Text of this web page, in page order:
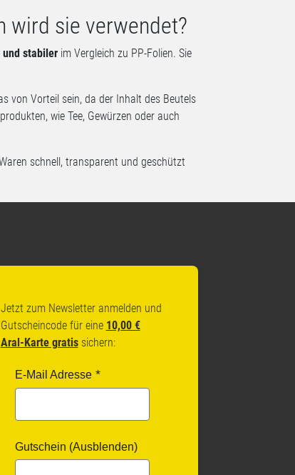
wird sie verwendet?
stabiler im Vergleich zu PP-Folien. Sie
von Vorteil sein, da der Inhalt des Beutels
wie Tee, Gewürzen oder auch
schnell, transparent und geschützt
Jetzt zum Newsletter anmelden und
Gutscheincode für eine 10,00 €
Aral-Karte gratissichern:
E-Mail Adresse
Gutschein (Ausblenden)